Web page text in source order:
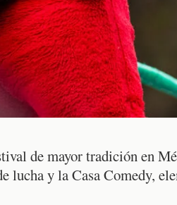
de mayor tradición en
lucha y la Casa Comedy,